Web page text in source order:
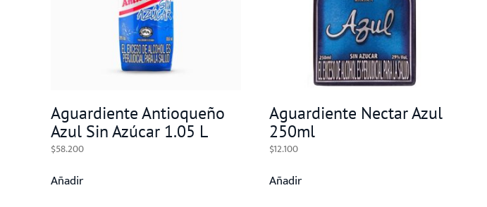
Aguardiente Antioqueño
Azul Sin Azúcar 1.05 L
$58.200
Añadir
Aguardiente Nectar Azul
250ml
$12.100
Añadir